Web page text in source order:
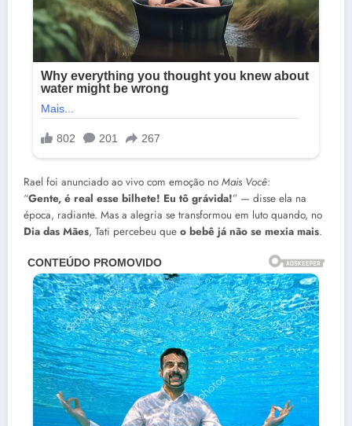
Rael foi anunciado ao vivo com emoção no Mais Você:
“Gente, é real esse bilhete! Eu tô grávida!” — disse ela na
época, radiante. Mas a alegria se transformou em luto quando, no
Dia das Mães, Tati percebeu que o bebê já não se mexia mais.